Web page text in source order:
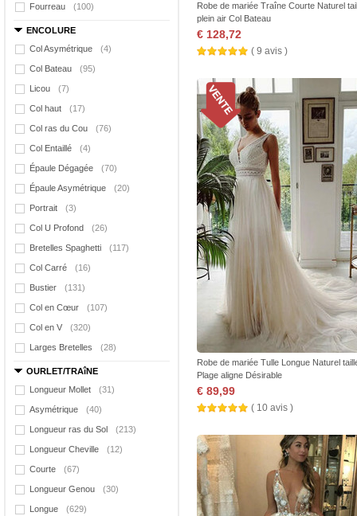
Fourreau (100)
ENCOLURE
Col Asymétrique
(4)
Col Bateau (95)
Licou (7)
Col haut (17)
Col ras du Cou (76)
Col Entaillé (4)
Épaule Dégagée (70)
Épaule Asymétrique (20)
Portrait (3)
Col U Profond (26)
Bretelles Spaghetti (117)
Col Carré (16)
Bustier (131)
Col en Cœur (107)
Col en V (320)
Larges Bretelles (28)
OURLET/TRAîNE
Longueur Mollet
(31)
Asymétrique (40)
Longueur ras du Sol (213)
Longueur Cheville (12)
Courte (67)
Longueur Genou (30)
Longue (629)
Robe de mariée Traîne Courte Naturel
plein air Col Bateau
€ 128,72
( 9 avis )
Robe de mariée Tulle Longue Naturel
Plage aligne Désirable
€ 89,99
( 10 avis )